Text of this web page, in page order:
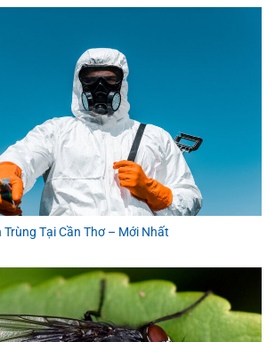
Trùng Tại Cần Thơ – Mới Nhất